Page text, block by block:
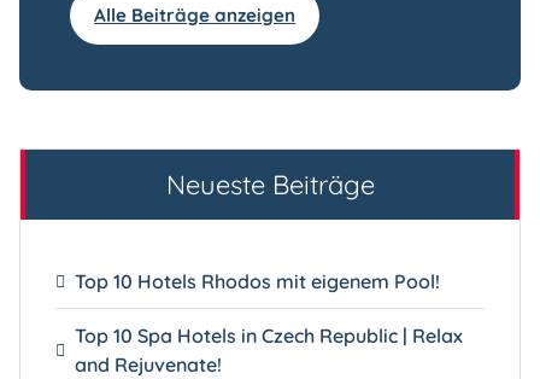
Alle Beiträge anzeigen
Neueste Beiträge
Top 10 Hotels Rhodos mit eigenem Pool!
Top 10 Spa Hotels in Czech Republic | Relax
and Rejuvenate!